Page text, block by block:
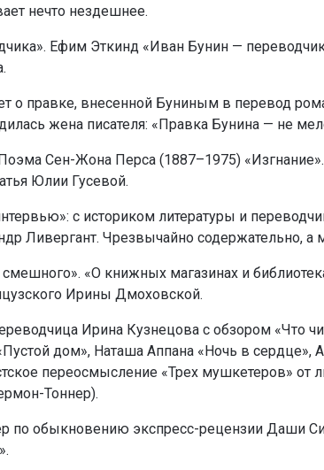
нечто нездешнее.
Ефим Эткинд «Иван Бунин —
о правке, внесенной Буниным в перевод
жена писателя: «Правка Бунина — не
Сен-Жона Перса (1887–1975)
Юлии Гусевой.
с историком литературы и
Ливергант. Чрезвычайно содержательно, а
смешного». «О книжных магазинах и
Ирины Дмоховской.
Ирина Кузнецова с обзором «Что
дом», Наташа Аппана «Ночь в сердце»,
переосмысление «Трех мушкетеров» от
Тоннер).
по обыкновению экспресс-рецензии Даши